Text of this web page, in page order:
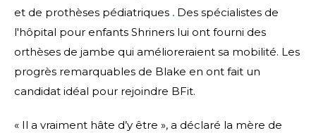
et de prothèses pédiatriques . Des spécialistes de
l'hôpital pour enfants Shriners lui ont fourni des
orthèses de jambe qui amélioreraient sa mobilité. Les
progrès remarquables de Blake en ont fait un
candidat idéal pour rejoindre BFit.
« Il a vraiment hâte d’y être », a déclaré la mère de